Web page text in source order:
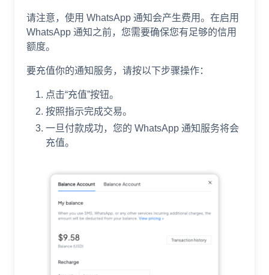
请注意，使用 WhatsApp 通知会产生费用。在启用
WhatsApp 通知之前，您需要确保您有足够的信用
额度。
要充值你的通知服务，请按以下步骤操作：
点击“充值”按钮。
按照指示完成交易。
一旦付款成功，您的 WhatsApp 通知服务将会
充值。